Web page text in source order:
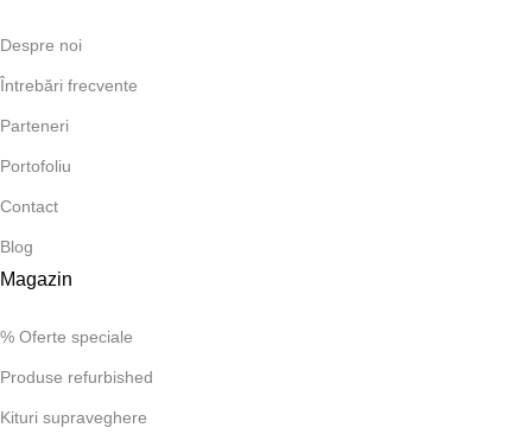
Despre noi
Întrebări frecvente
Parteneri
Portofoliu
Contact
Blog
Magazin
% Oferte speciale
Produse refurbished
Kituri supraveghere